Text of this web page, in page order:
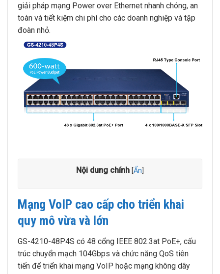
giải pháp mạng Power over Ethernet nhanh chóng, an
toàn và tiết kiệm chi phí cho các doanh nghiệp và tập
đoàn nhỏ.
Nội dung chính [Ẩn
Mạng VoIP cao cấp cho triển khai
quy mô vừa và lớn
GS-4210-48P4S có 48 cổng IEEE 802.3at PoE+, cấu
trúc chuyển mạch 104Gbps và chức năng QoS tiên
tiến để triển khai mạng VoIP hoặc mạng không dây